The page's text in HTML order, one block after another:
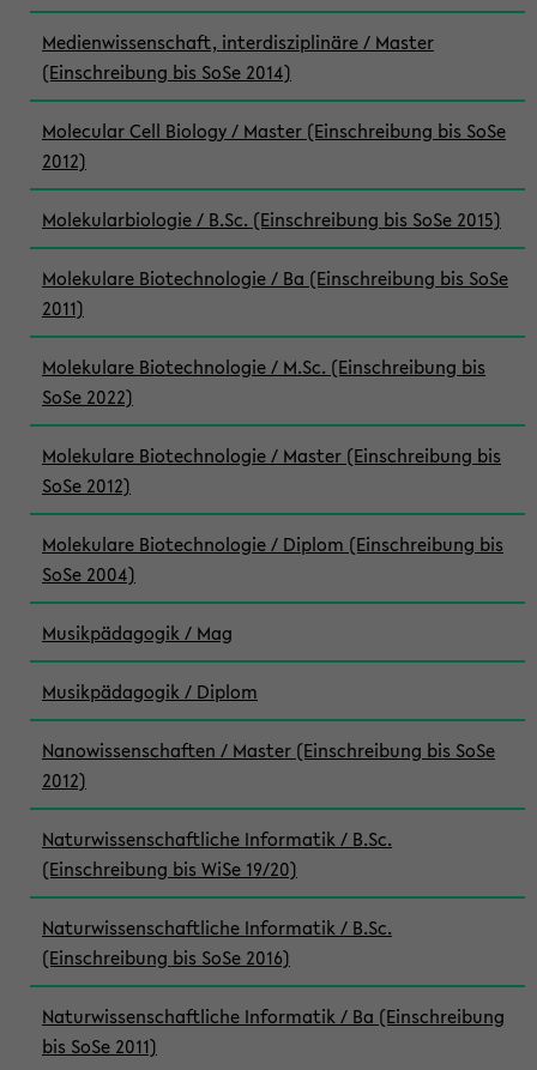
Medienwissenschaft, interdisziplinäre / Master
(Einschreibung bis SoSe 2014)
Molecular Cell Biology / Master (Einschreibung bis SoSe
2012)
Molekularbiologie / B.Sc. (Einschreibung bis SoSe 2015)
Molekulare Biotechnologie / Ba (Einschreibung bis SoSe
2011)
Molekulare Biotechnologie / M.Sc. (Einschreibung bis
SoSe 2022)
Molekulare Biotechnologie / Master (Einschreibung bis
SoSe 2012)
Molekulare Biotechnologie / Diplom (Einschreibung bis
SoSe 2004)
Musikpädagogik / Mag
Musikpädagogik / Diplom
Nanowissenschaften / Master (Einschreibung bis SoSe
2012)
Naturwissenschaftliche Informatik / B.Sc.
(Einschreibung bis WiSe 19/20)
Naturwissenschaftliche Informatik / B.Sc.
(Einschreibung bis SoSe 2016)
Naturwissenschaftliche Informatik / Ba (Einschreibung
bis SoSe 2011)